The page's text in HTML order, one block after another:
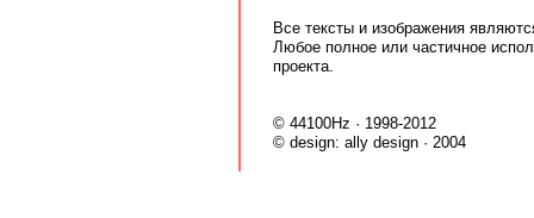
Все тексты и изображения
Любое полное или частичное
проекта.
© 44100Hz · 1998-2012
© design: ally design · 2004